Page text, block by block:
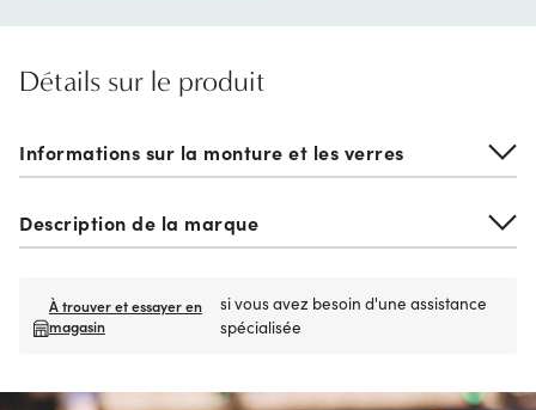
Détails sur le produit
Informations sur la monture et les verres
Description de la marque
À trouver et essayer en
magasin
si vous avez besoin d'une assistance
spécialisée